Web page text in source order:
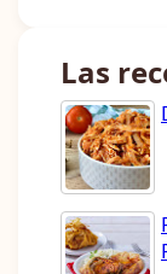
Las